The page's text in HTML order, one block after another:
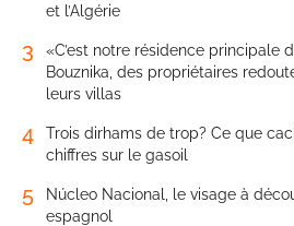
et l’Algérie
3
«C’est notre résidence principale
Bouznika, des propriétaires
leurs villas
4
Trois dirhams de trop? Ce que
chiffres sur le gasoil
5
Núcleo Nacional, le visage à
espagnol